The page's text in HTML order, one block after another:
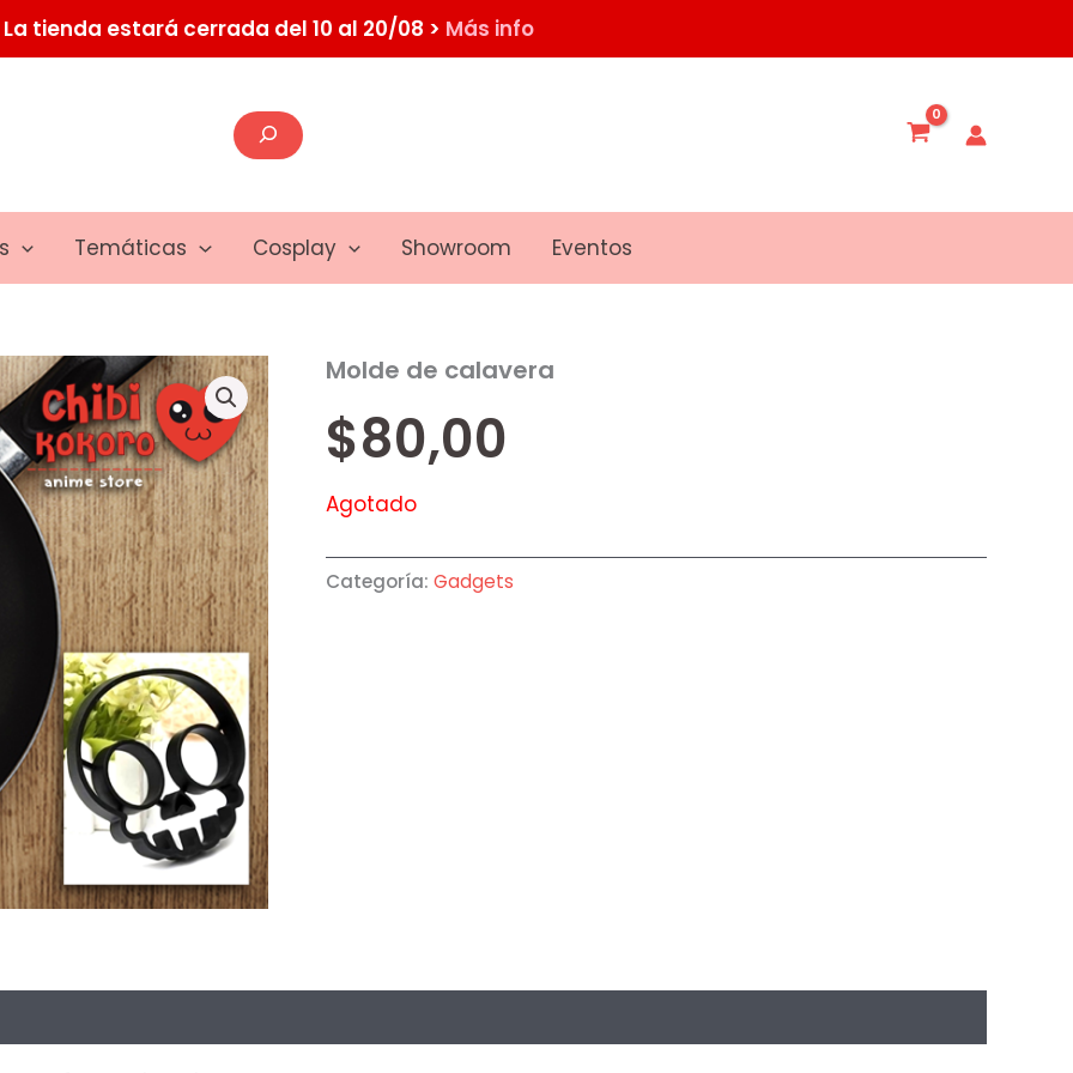
La tienda estará cerrada del 10 al 20/08 > Más info
Temáticas Cosplay Showroom Eventos
Molde de calavera
$80,00
Agotado
Categoría: Gadgets